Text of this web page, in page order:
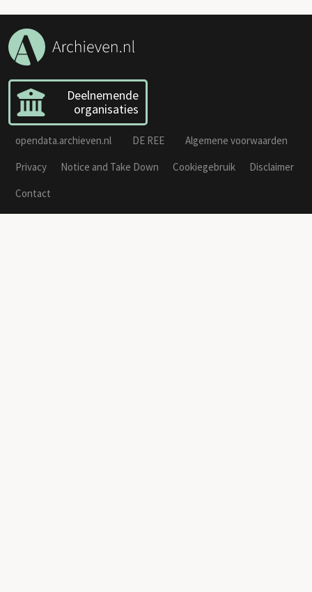
Deelnemende
organisaties
opendata.archieven.nl DE REE
Algemene voorwaarden
Privacy
Notice and Take Down Cookiegebruik
Disclaimer
Contact